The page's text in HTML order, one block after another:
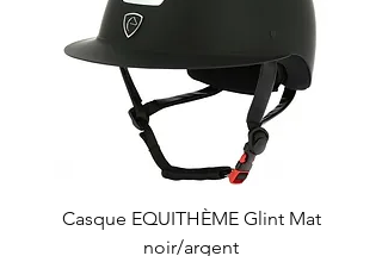
Casque EQUITHÈME Glint Mat
noir/argent